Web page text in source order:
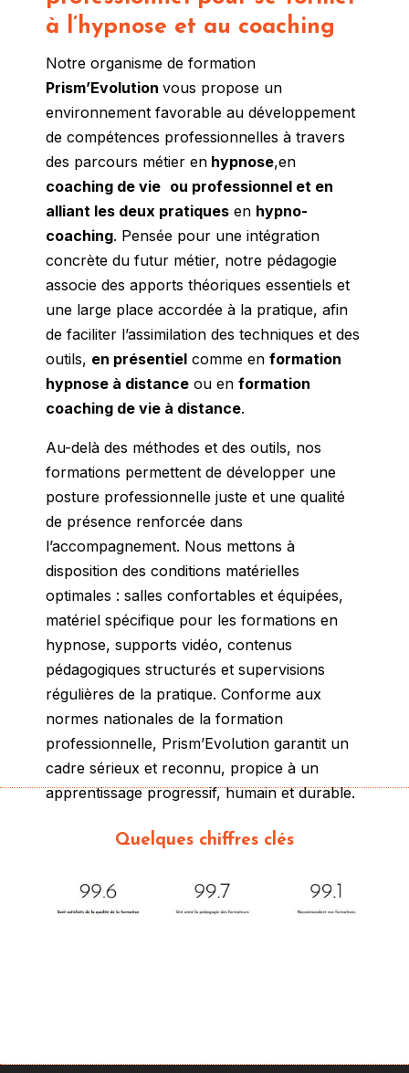
à l’hypnose et au coaching
Notre organisme de formation
Prism’Evolution vous propose un
environnement favorable au développement
de compétences professionnelles à travers
des parcours métier en hypnose,en
coaching de vie ou professionnel et en
alliant les deux pratiques en hypno-
coaching. Pensée pour une intégration
concrète du futur métier, notre pédagogie
associe des apports théoriques essentiels et
une large place accordée à la pratique, afin
de faciliter l’assimilation des techniques et des
outils, en présentiel comme en formation
hypnose à distance ou en formation
coaching de vie à distance.
Au-delà des méthodes et des outils, nos
formations permettent de développer une
posture professionnelle juste et une qualité
de présence renforcée dans
l’accompagnement. Nous mettons à
disposition des conditions matérielles
optimales : salles confortables et équipées,
matériel spécifique pour les formations en
hypnose, supports vidéo, contenus
pédagogiques structurés et supervisions
régulières de la pratique. Conforme aux
normes nationales de la formation
professionnelle, Prism’Evolution garantit un
cadre sérieux et reconnu, propice à un
apprentissage progressif, humain et durable.
Quelques chiffres clés